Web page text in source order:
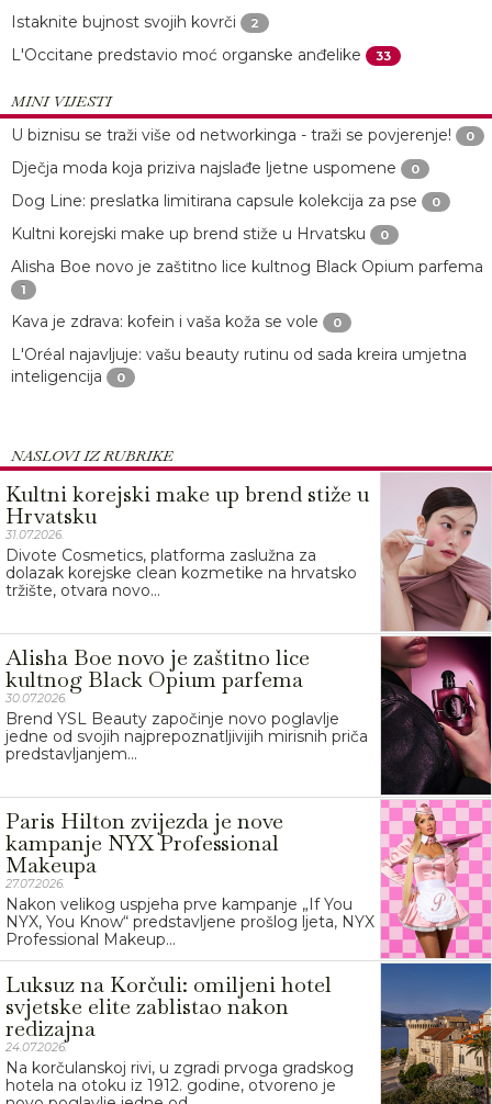
Istaknite bujnost svojih kovrči 2
L'Occitane predstavio moć organske anđelike 33
MINI VIJESTI
U biznisu se traži više od networkinga - traži se povjerenje!
0
Dječja moda koja priziva najslađe ljetne uspomene 0
Dog Line: preslatka limitirana capsule kolekcija za pse 0
Kultni korejski make up brend stiže u Hrvatsku 0
Alisha Boe novo je zaštitno lice kultnog Black Opium parfema
1
Kava je zdrava: kofein i vaša koža se vole 0
L'Oréal najavljuje: vašu beauty rutinu od sada kreira umjetna
inteligencija
0
NASLOVI IZ RUBRIKE
Kultni korejski make up brend stiže u
Hrvatsku
31.07.2026.
Divote Cosmetics, platforma zaslužna za
dolazak korejske clean kozmetike na hrvatsko
tržište, otvara novo...
Alisha Boe novo je zaštitno lice
kultnog Black Opium parfema
30.07.2026.
Brend YSL Beauty započinje novo poglavlje
jedne od svojih najprepoznatljivijih mirisnih priča
predstavljanjem...
Paris Hilton zvijezda je nove
kampanje NYX Professional
Makeupa
27.07.2026.
Nakon velikog uspjeha prve kampanje „If You
NYX, You Know“ predstavljene prošlog ljeta, NYX
Professional Makeup...
Luksuz na Korčuli: omiljeni hotel
svjetske elite zablistao nakon
redizajna
24.07.2026.
Na korčulanskoj rivi, u zgradi prvoga gradskog
hotela na otoku iz 1912. godine, otvoreno je